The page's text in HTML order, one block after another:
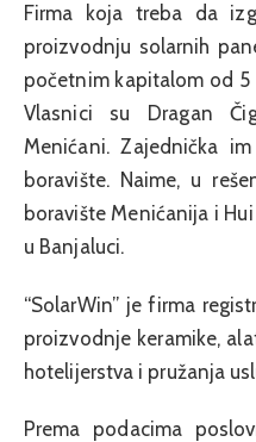
Firma koja treba da
proizvodnju solarnih
početnim kapitalom od 5
Vlasnici su Dragan
Menićani. Zajednička
boravište. Naime, u
boravište Menićanija i
u Banjaluci.
“SolarWin” je firma
proizvodnje keramike,
hotelijerstva i pružanja
Prema podacima